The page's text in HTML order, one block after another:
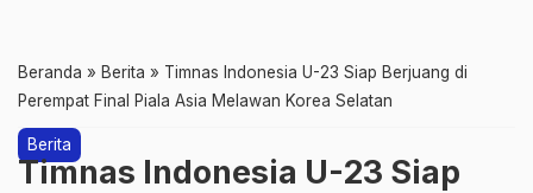
Beranda » Berita » Timnas Indonesia U-23 Siap Berjuang di
Perempat Final Piala Asia Melawan Korea Selatan
Berita
Timnas Indonesia U-23 Siap